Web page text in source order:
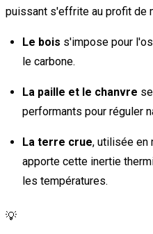
puissant s'effrite au profit de
Le bois s'impose pour
le carbone.
La paille et le chanvre
performants pour réguler
La terre crue, utilisée en
apporte cette inertie
les températures.
💡